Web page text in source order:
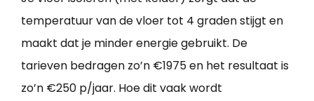
temperatuur van de vloer tot 4 graden stijgt en
maakt dat je minder energie gebruikt. De
tarieven bedragen zo’n €1975 en het resultaat is
zo’n €250 p/jaar. Hoe dit vaak wordt